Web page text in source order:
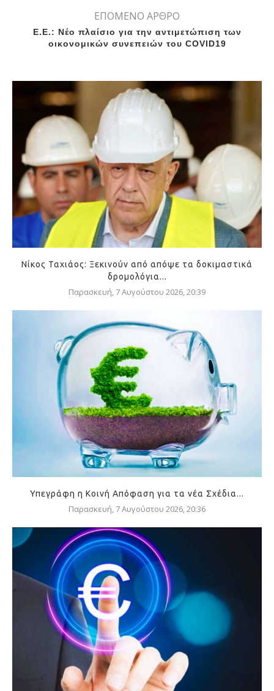
ΕΠΟΜΕΝΟ ΑΡΘΡΟ
Ε.Ε.: Νέο πλαίσιο για την αντιμετώπιση των
οικονομικών συνεπειών του COVID19
Νίκος Ταχιάος: Ξεκινούν από απόψε τα δοκιμαστικά
δρομολόγια...
Παρασκευή, 7 Αυγούστου 2026, 20:39
Υπεγράφη η Κοινή Απόφαση για τα νέα Σχέδια...
Παρασκευή, 7 Αυγούστου 2026, 20:36